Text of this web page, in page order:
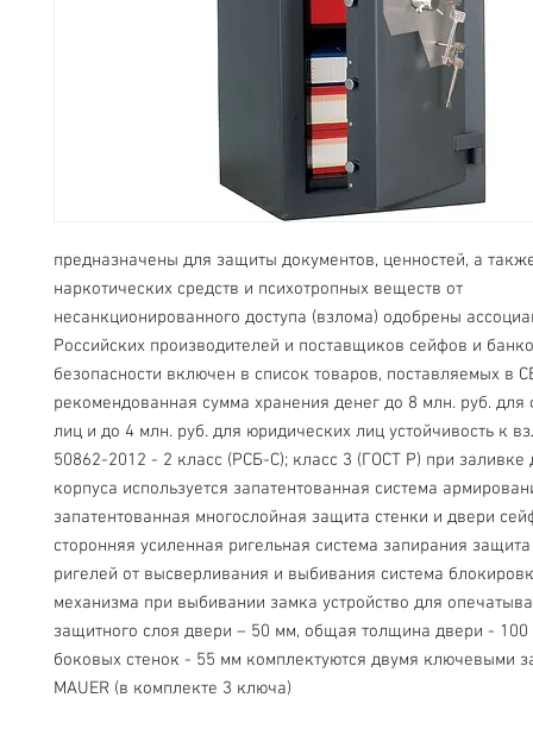
предназначены для защиты документов, ценностей, а
наркотических средств и психотропных веществ от
несанкционированного доступа (взлома) одобрены
Российских производителей и поставщиков сейфов и
безопасности включен в список товаров, поставляемых в
рекомендованная сумма хранения денег до 8 млн. руб. для
лиц и до 4 млн. руб. для юридических лиц устойчивость к
50862-2012 - 2 класс (РСБ-С); класс 3 (ГОСТ Р) при заливке
корпуса используется запатентованная система
запатентованная многослойная защита стенки и двери
сторонняя усиленная ригельная система запирания
ригелей от высверливания и выбивания система
механизма при выбивании замка устройство для
защитного слоя двери – 50 мм, общая толщина двери -
боковых стенок - 55 мм комплектуются двумя ключевыми
MAUER (в комплекте 3 ключа)